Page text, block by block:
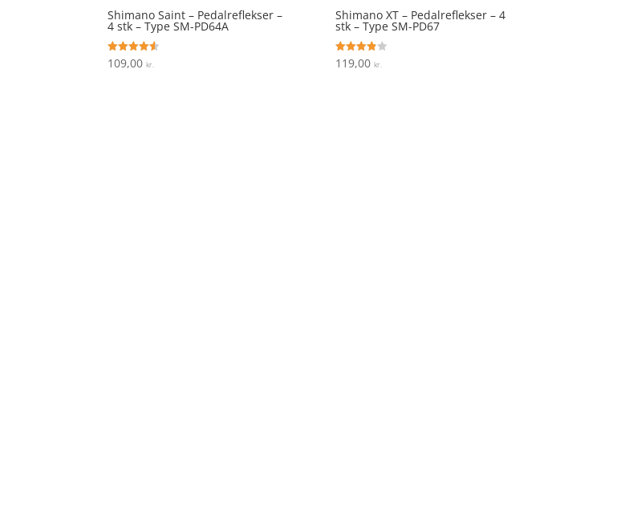
Shimano Saint – Pedalreflekser –
4 stk – Type SM-PD64A
Vurderet
4.5
109,00kr.
Shimano XT – Pedalreflekser – 4
stk – Type SM-PD67
Vurderet
3.9
119,00 kr.